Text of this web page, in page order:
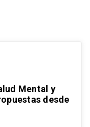
Mental y
desde